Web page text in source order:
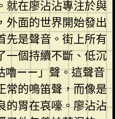
就在廖沾沾專注於與
外面的世界開始發出
先是聲音。街上所有
一個持續不斷、低沉
嚕——」聲。這聲音
常的鳴笛聲，而像是
的胃在哀嚎。廖沾沾